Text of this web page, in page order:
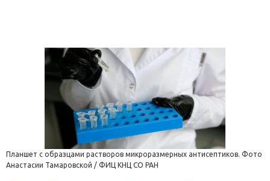
Планшет с образцами растворов микроразмерных антисептиков. Фото
Анастасии Тамаровской / ФИЦ КНЦ СО РАН